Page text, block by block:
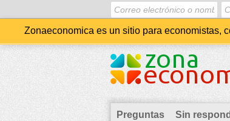
Zonaeconomica es un sitio para economistas,
Preguntas Sin